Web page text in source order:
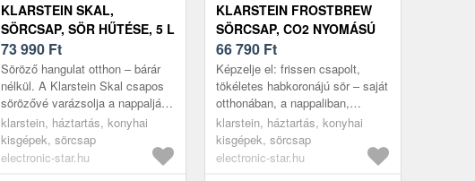
KLARSTEIN SKAL,
SÖRCSAP, SÖR HŰTÉSE, 5 L
HORDÓ, CO2,
ROZSDAMENTES ACÉL,
FEKETE
73 990 Ft
Söröző hangulat otthon – bárár
nélkül. A Klarstein Skal csapos
sörözővé varázsolja a nappalját:
CO2-nyomásos rendszer,
beépített hűtés 2–12 °C közö...
klarstein, háztartás, konyhai
kisgépek, sörcsap
electronic-star.hu
KLARSTEIN FROSTBREW
SÖRCSAP, CO2 NYOMÁSÚ
RENDSZER, TERMOHŰTÉS,
3-12 °C, LED
HŐMÉRSÉKLET-KIJELZŐ
66 790 Ft
Képzelje el: frissen csapolt,
tökéletes habkoronájú sör – saját
otthonában, a nappaliban,
pontosan úgy, ahogy a kedvenc
kocsmájában megszokta. A Kl...
klarstein, háztartás, konyhai
kisgépek, sörcsap
electronic-star.hu